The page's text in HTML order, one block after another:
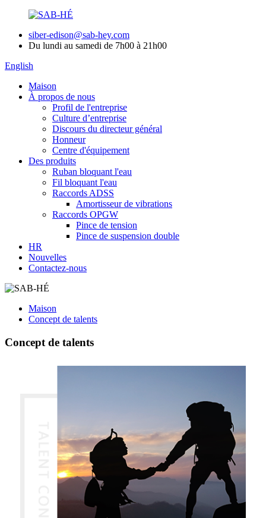
siber-edison@sab-hey.com
Du lundi au samedi de 7h00 à 21h00
English
Maison
À propos de nous
Profil de l'entreprise
Culture d’entreprise
Discours du directeur général
Honneur
Centre d'équipement
Des produits
Ruban bloquant l'eau
Fil bloquant l'eau
Raccords ADSS
Amortisseur de vibrations
Raccords OPGW
Pince de tension
Pince de suspension double
HR
Nouvelles
Contactez-nous
Maison
Concept de talents
Concept de talents